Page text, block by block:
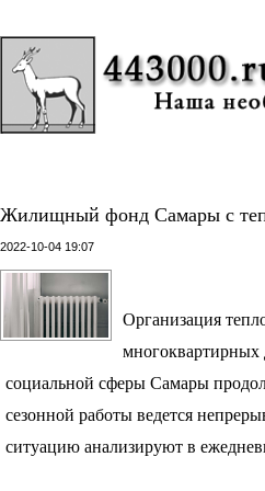
Жилищный фонд Самары с
2022-10-04 19:07
Организация
социальной сферы Самары
сезонной работы ведется
ситуацию анализируют в